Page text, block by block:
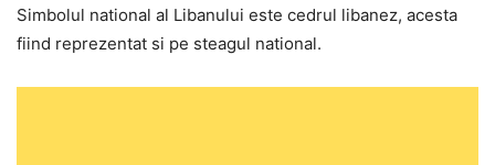
Simbolul national al Libanului este cedrul libanez, acesta
fiind reprezentat si pe steagul national.